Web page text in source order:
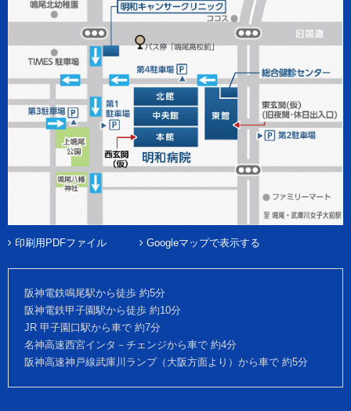
印刷用PDFファイル Googleマップで表示する
阪神電鉄鳴尾駅から徒歩 約5分
阪神電鉄甲子園駅から徒歩 約10分
JR 甲子園口駅から車で 約7分
名神高速西宮インタ－チェンジから車で 約4分
阪神高速神戸線武庫川ランプ（大阪方面より）から車で 約5分